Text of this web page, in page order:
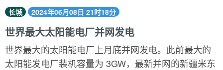
长城 2024年06月08日 21时18分
世界最大太阳能电厂并网发电
世界最大的太阳能电厂上月底并网发电。此前最大的
太阳能发电厂装机容量为 3GW，最新并网的新疆米东